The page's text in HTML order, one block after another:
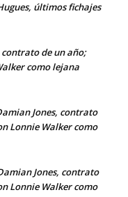
últimos fichajes
de un año;
como lejana
Jones, contrato
Lonnie Walker como
Jones, contrato
Lonnie Walker como